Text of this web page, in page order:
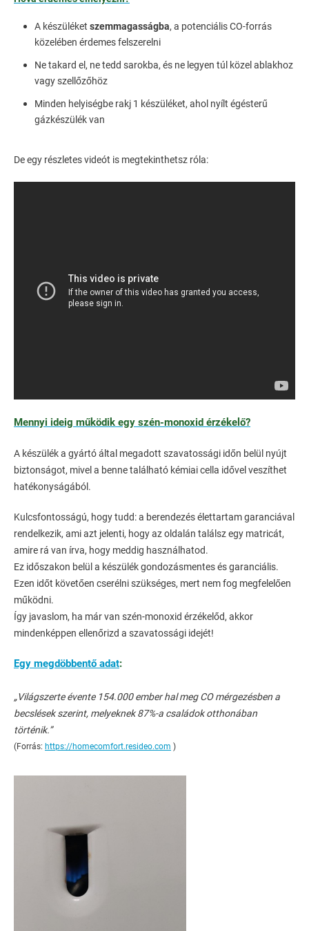
A készüléket szemmagasságba, a potenciális CO-forrás
közelében érdemes felszerelni
Ne takard el, ne tedd sarokba, és ne legyen túl közel ablakhoz
vagy szellőzőhöz
Minden helyiségbe rakj 1 készüléket, ahol nyílt égésterű
gázkészülék van
De egy részletes videót is megtekinthetsz róla:
Mennyi ideig működik egy szén-monoxid érzékelő?
A készülék a gyártó által megadott szavatossági időn belül nyújt
biztonságot, mivel a benne található kémiai cella idővel veszíthet
hatékonyságából.
Kulcsfontosságú, hogy tudd: a berendezés élettartam garanciával
rendelkezik, ami azt jelenti, hogy az oldalán találsz egy matricát,
amire rá van írva, hogy meddig használhatod.
Ez időszakon belül a készülék gondozásmentes és garanciális.
Ezen időt követően cserélni szükséges, mert nem fog megfelelően
működni.
Így javaslom, ha már van szén-monoxid érzékelőd, akkor
mindenképpen ellenőrizd a szavatossági idejét!
Egy megdöbbentő adat:
„Világszerte évente 154.000 ember hal meg CO mérgezésben a
becslések szerint, melyeknek 87%-a családok otthonában
történik.”
(Forrás: https://homecomfort.resideo.com )